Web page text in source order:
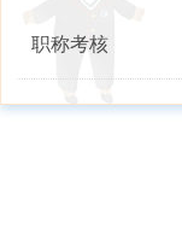
职称考核